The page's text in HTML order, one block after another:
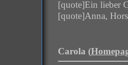
[quote]Ein lieber
[quote]Anna,
Carola (